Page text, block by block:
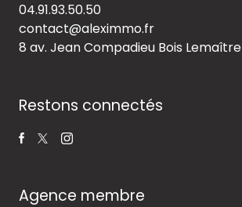
04.91.93.50.50
contact@aleximmo.fr
8 av. Jean Compadieu Bois Lemaître
Restons connectés
Agence membre